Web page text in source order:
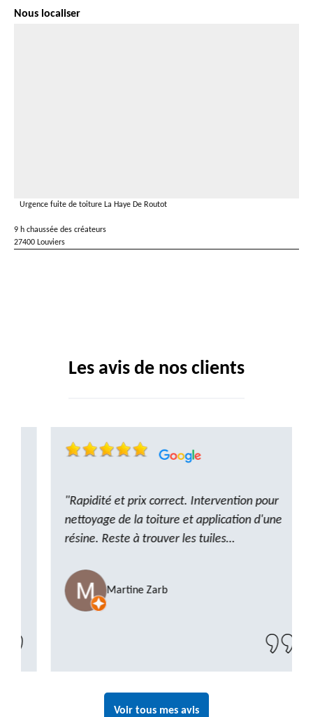
Nous localiser
Urgence fuite de toiture La Haye De Routot
9 h chaussée des créateurs
27400 Louviers
Les avis de nos clients
"Rapidité et prix correct. Intervention pour
nettoyage de la toiture et application d'une
résine. Reste à trouver les tuiles
compter sur M. GOT. Très content de la
prestation, a recommander sans problème"
Martine Zarb
Voir tous mes avis